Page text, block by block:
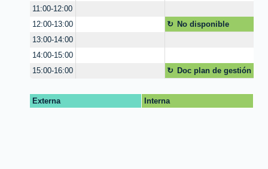
11:00-12:00
12:00-13:00
No disponible
13:00-14:00
14:00-15:00
15:00-16:00
Doc plan de gestión
de datos
Externa Interna